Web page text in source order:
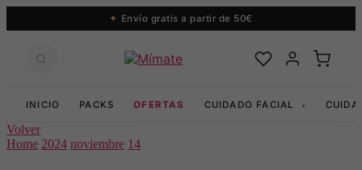
Envío gratis a partir de 50€
INICIO PACKS OFERTAS CUIDADO FACIAL ▾
Volver
Home 2024 noviembre 14